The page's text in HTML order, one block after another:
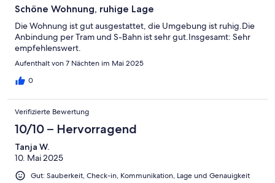
Schöne Wohnung, ruhige Lage
Die Wohnung ist gut ausgestattet, die Umgebung ist ruhig.Die
Anbindung per Tram und S-Bahn ist sehr gut.Insgesamt: Sehr
empfehlenswert.
Aufenthalt von 7 Nächten im Mai 2025
0
Verifizierte Bewertung
10/10 – Hervorragend
Tanja W.
10. Mai 2025
Gut: Sauberkeit, Check-in, Kommunikation, Lage und Genauigkeit